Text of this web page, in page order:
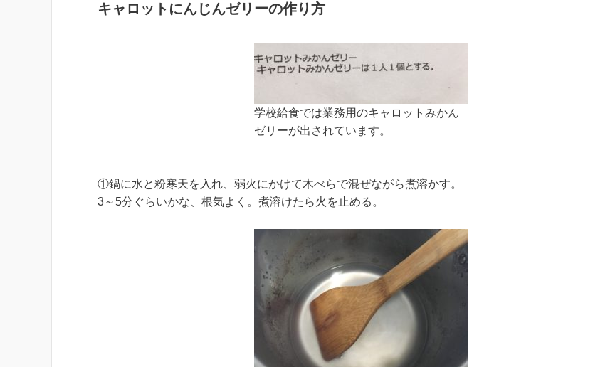
キャロットにんじんゼリーの作り方
学校給食では業務用のキャロットみかん
ゼリーが出されています。
①鍋に水と粉寒天を入れ、弱火にかけて木べらで混ぜながら煮溶かす。
3～5分ぐらいかな、根気よく。煮溶けたら火を止める。